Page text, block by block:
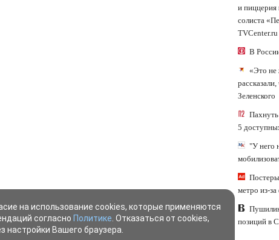
и пиццерия
солиста
TVCenter.ru
В
«Это не
Зеленского
Пахнуть
5
"У него
метро из-
позиций в
на использование cookies, которые применяются
согласно Политике . Отказаться от cookies,
настройки Вашего браузера.